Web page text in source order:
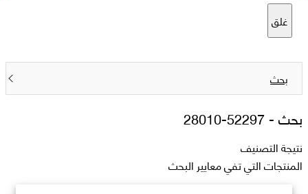
غلق
بحث
بحث -52297-28010
نتيجة التصنيف
المنتجات التي تفي معايير البحث